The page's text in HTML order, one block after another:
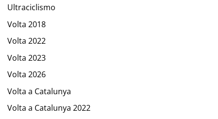
Ultraciclismo
Volta 2018
Volta 2022
Volta 2023
Volta 2026
Volta a Catalunya
Volta a Catalunya 2022